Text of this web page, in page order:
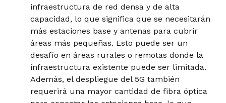
infraestructura de red densa y de alta
capacidad, lo que significa que se necesitarán
más estaciones base y antenas para cubrir
áreas más pequeñas. Esto puede ser un
desafío en áreas rurales o remotas donde la
infraestructura existente puede ser limitada.
Además, el despliegue del 5G también
requerirá una mayor cantidad de fibra óptica